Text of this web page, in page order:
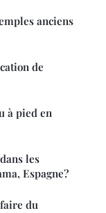
anciens
de
à pied en
les
Espagne?
du